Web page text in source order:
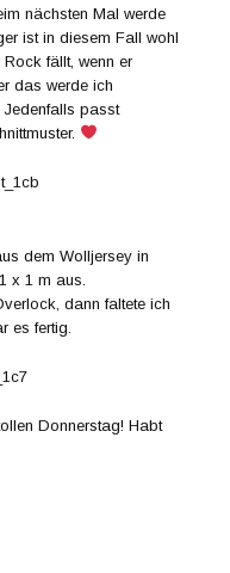
nächsten Mal werde
ist in diesem Fall wohl
fällt, wenn er
das werde ich
passt
dem Wolljersey in
x 1 m aus.
dann faltete ich
es fertig.
Donnerstag! Habt